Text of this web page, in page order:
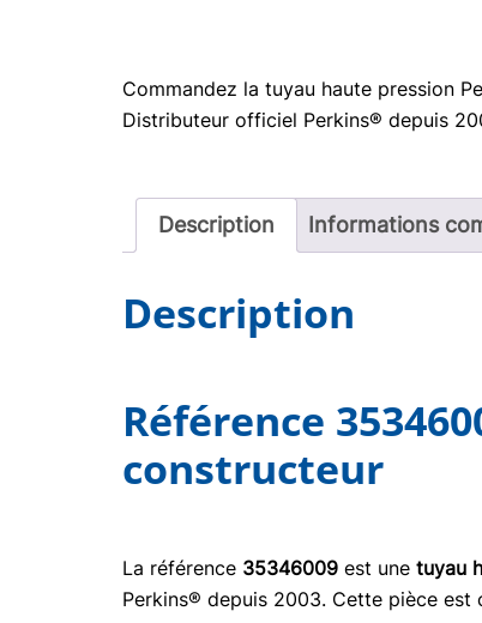
Commandez la tuyau haute pression
Distributeur officiel Perkins® depuis
Description Informations
Description
Référence
constructeur
La référence 35346009 est une tuyau
Perkins® depuis 2003. Cette pièce